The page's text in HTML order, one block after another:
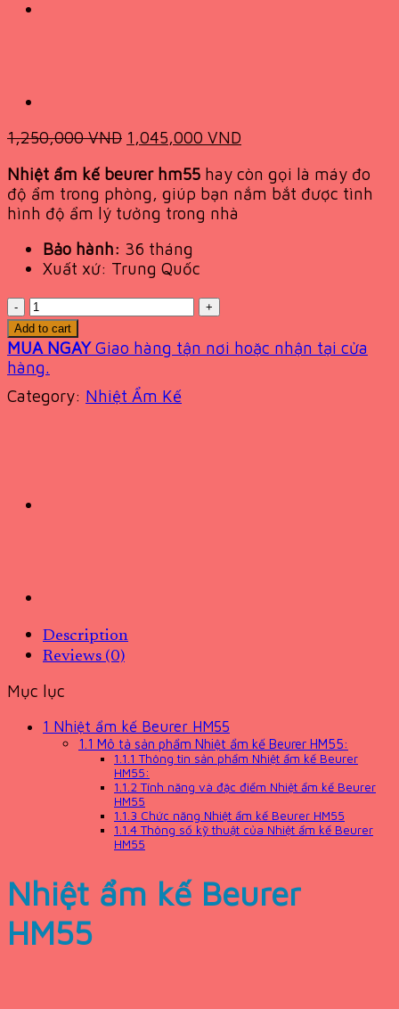
1,250,000VND Original
was:
1,250,000 VND.
1,045,000 VND
is:
1,045,000 VND.
Nhiệt ẩm kế beurer hm55 hay còn gọi là máy đo
độ ẩm trong phòng, giúp bạn nắm bắt được tình
hình độ ẩm lý tưởng trong nhà
Bảo hành: 36 tháng
Xuất xứ: Trung Quốc
Quantity
Add to cart
MUA NGAY Giao hàng tận nơi hoặc nhận tại cửa
hàng.
Category: Nhiệt Ẩm Kế
Description
Reviews (0)
Mục lục
1 Nhiệt ẩm kế Beurer HM55
1.1 Mô tả sản phẩm Nhiệt ẩm kế Beurer HM55:
1.1.1 Thông tin sản phẩm Nhiệt ẩm kế Beurer
HM55:
1.1.2 Tính năng và đặc điểm Nhiệt ẩm kế Beurer
HM55
1.1.3 Chức năng Nhiệt ẩm kế Beurer HM55
1.1.4Thông số kỹ thuật của Nhiệt ẩm kế Beurer
HM55
Nhiệt ẩm kế Beurer
HM55